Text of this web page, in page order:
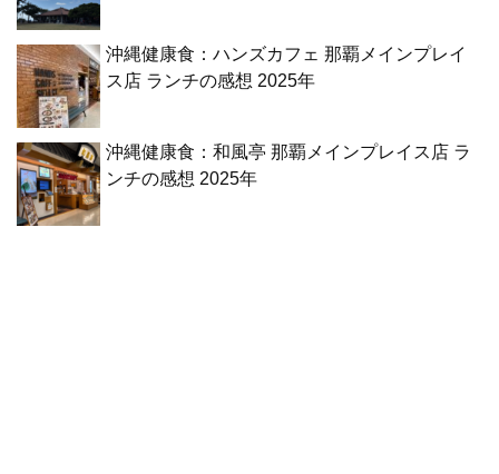
沖縄健康食：ハンズカフェ 那覇メインプレイ
ス店 ランチの感想 2025年
沖縄健康食：和風亭 那覇メインプレイス店 ラ
ンチの感想 2025年